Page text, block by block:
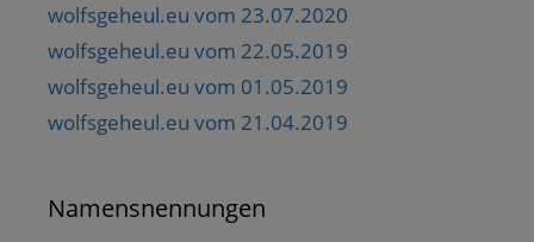
wolfsgeheul.eu vom 23.07.2020
wolfsgeheul.eu vom 22.05.2019
wolfsgeheul.eu vom 01.05.2019
wolfsgeheul.eu vom 21.04.2019
Namensnennungen